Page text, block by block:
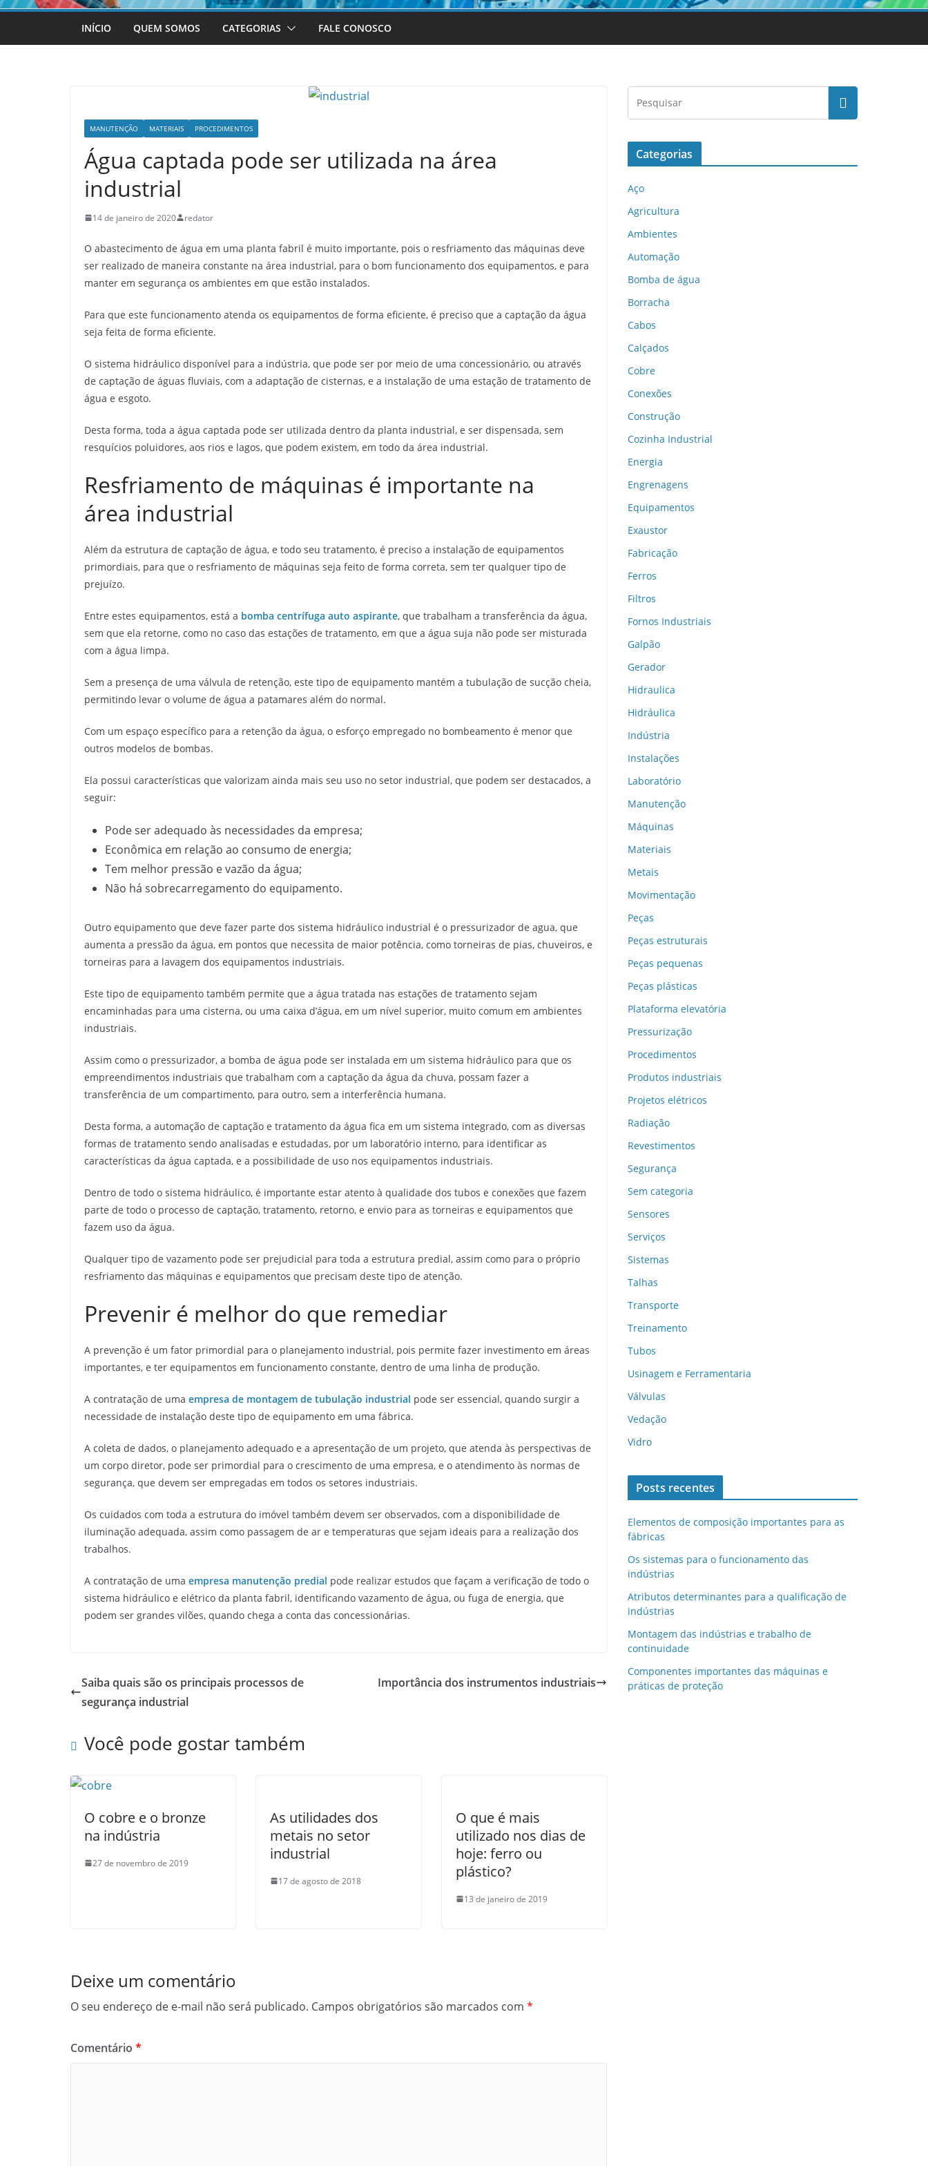
INÍCIO QUEM SOMOS CATEGORIAS FALE CONOSCO
MANUTENÇÃO MATERIAIS PROCEDIMENTOS
Água captada pode ser utilizada na área
industrial
14 de janeiro de 2020 redator
O abastecimento de água em uma planta fabril é muito importante, pois o resfriamento das máquinas deve
ser realizado de maneira constante na área industrial, para o bom funcionamento dos equipamentos, e para
manter em segurança os ambientes em que estão instalados.
Para que este funcionamento atenda os equipamentos de forma eficiente, é preciso que a captação da água
seja feita de forma eficiente.
O sistema hidráulico disponível para a indústria, que pode ser por meio de uma concessionário, ou através
de captação de águas fluviais, com a adaptação de cisternas, e a instalação de uma estação de tratamento de
água e esgoto.
Desta forma, toda a água captada pode ser utilizada dentro da planta industrial, e ser dispensada, sem
resquícios poluidores, aos rios e lagos, que podem existem, em todo da área industrial.
Resfriamento de máquinas é importante na
área industrial
Além da estrutura de captação de água, e todo seu tratamento, é preciso a instalação de equipamentos
primordiais, para que o resfriamento de máquinas seja feito de forma correta, sem ter qualquer tipo de
prejuízo.
Entre estes equipamentos, está a bomba centrífuga auto aspirante, que trabalham a transferência da água,
sem que ela retorne, como no caso das estações de tratamento, em que a água suja não pode ser misturada
com a água limpa.
Sem a presença de uma válvula de retenção, este tipo de equipamento mantém a tubulação de sucção cheia,
permitindo levar o volume de água a patamares além do normal.
Com um espaço específico para a retenção da água, o esforço empregado no bombeamento é menor que
outros modelos de bombas.
Ela possui características que valorizam ainda mais seu uso no setor industrial, que podem ser destacados, a
seguir:
Pode ser adequado às necessidades da empresa;
Econômica em relação ao consumo de energia;
Tem melhor pressão e vazão da água;
Não há sobrecarregamento do equipamento.
Outro equipamento que deve fazer parte dos sistema hidráulico industrial é o pressurizador de agua, que
aumenta a pressão da água, em pontos que necessita de maior potência, como torneiras de pias, chuveiros, e
torneiras para a lavagem dos equipamentos industriais.
Este tipo de equipamento também permite que a água tratada nas estações de tratamento sejam
encaminhadas para uma cisterna, ou uma caixa d’água, em um nível superior, muito comum em ambientes
industriais.
Assim como o pressurizador, a bomba de água pode ser instalada em um sistema hidráulico para que os
empreendimentos industriais que trabalham com a captação da água da chuva, possam fazer a
transferência de um compartimento, para outro, sem a interferência humana.
Desta forma, a automação de captação e tratamento da água fica em um sistema integrado, com as diversas
formas de tratamento sendo analisadas e estudadas, por um laboratório interno, para identificar as
características da água captada, e a possibilidade de uso nos equipamentos industriais.
Dentro de todo o sistema hidráulico, é importante estar atento à qualidade dos tubos e conexões que fazem
parte de todo o processo de captação, tratamento, retorno, e envio para as torneiras e equipamentos que
fazem uso da água.
Qualquer tipo de vazamento pode ser prejudicial para toda a estrutura predial, assim como para o próprio
resfriamento das máquinas e equipamentos que precisam deste tipo de atenção.
Prevenir é melhor do que remediar
A prevenção é um fator primordial para o planejamento industrial, pois permite fazer investimento em áreas
importantes, e ter equipamentos em funcionamento constante, dentro de uma linha de produção.
A contratação de uma empresa de montagem de tubulação industrial pode ser essencial, quando surgir a
necessidade de instalação deste tipo de equipamento em uma fábrica.
A coleta de dados, o planejamento adequado e a apresentação de um projeto, que atenda às perspectivas de
um corpo diretor, pode ser primordial para o crescimento de uma empresa, e o atendimento às normas de
segurança, que devem ser empregadas em todos os setores industriais.
Os cuidados com toda a estrutura do imóvel também devem ser observados, com a disponibilidade de
iluminação adequada, assim como passagem de ar e temperaturas que sejam ideais para a realização dos
trabalhos.
A contratação de uma empresa manutenção predial pode realizar estudos que façam a verificação de todo o
sistema hidráulico e elétrico da planta fabril, identificando vazamento de água, ou fuga de energia, que
podem ser grandes vilões, quando chega a conta das concessionárias.
Saiba quais são os principais processos de
segurança industrial
Importância dos instrumentos industriais
Você pode gostar também
O cobre e o bronze
na indústria
27 de novembro de 2019
As utilidades dos
metais no setor
industrial
17 de agosto de 2018
O que é mais
utilizado nos dias de
hoje: ferro ou
plástico?
13 de janeiro de 2019
Deixe um comentário
O seu endereço de e-mail não será publicado. Campos obrigatórios são marcados com *
Comentário *
Categorias
Aço
Agricultura
Ambientes
Automação
Bomba de água
Borracha
Cabos
Calçados
Cobre
Conexões
Construção
Cozinha Industrial
Energia
Engrenagens
Equipamentos
Exaustor
Fabricação
Ferros
Filtros
Fornos Industriais
Galpão
Gerador
Hidraulica
Hidráulica
Indústria
Instalações
Laboratório
Manutenção
Máquinas
Materiais
Metais
Movimentação
Peças
Peças estruturais
Peças pequenas
Peças plásticas
Plataforma elevatória
Pressurização
Procedimentos
Produtos industriais
Projetos elétricos
Radiação
Revestimentos
Segurança
Sem categoria
Sensores
Serviços
Sistemas
Talhas
Transporte
Treinamento
Tubos
Usinagem e Ferramentaria
Válvulas
Vedação
Vidro
Posts recentes
Elementos de composição importantes para as
fábricas
Os sistemas para o funcionamento das
indústrias
Atributos determinantes para a qualificação de
indústrias
Montagem das indústrias e trabalho de
continuidade
Componentes importantes das máquinas e
práticas de proteção